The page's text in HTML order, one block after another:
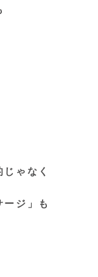
ゃなく
ジ」も